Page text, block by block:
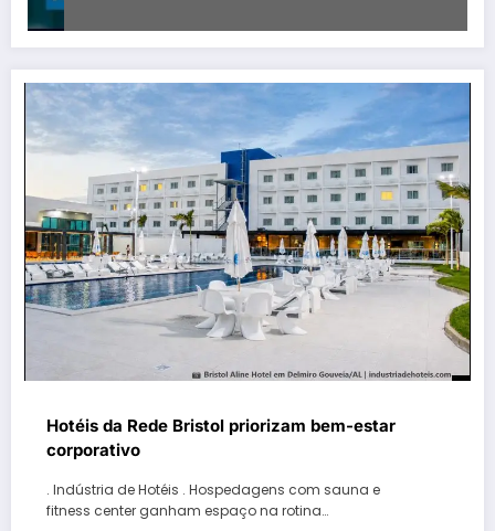
Hotéis da Rede Bristol priorizam bem-estar
corporativo
. Indústria de Hotéis . Hospedagens com sauna e
fitness center ganham espaço na rotina…